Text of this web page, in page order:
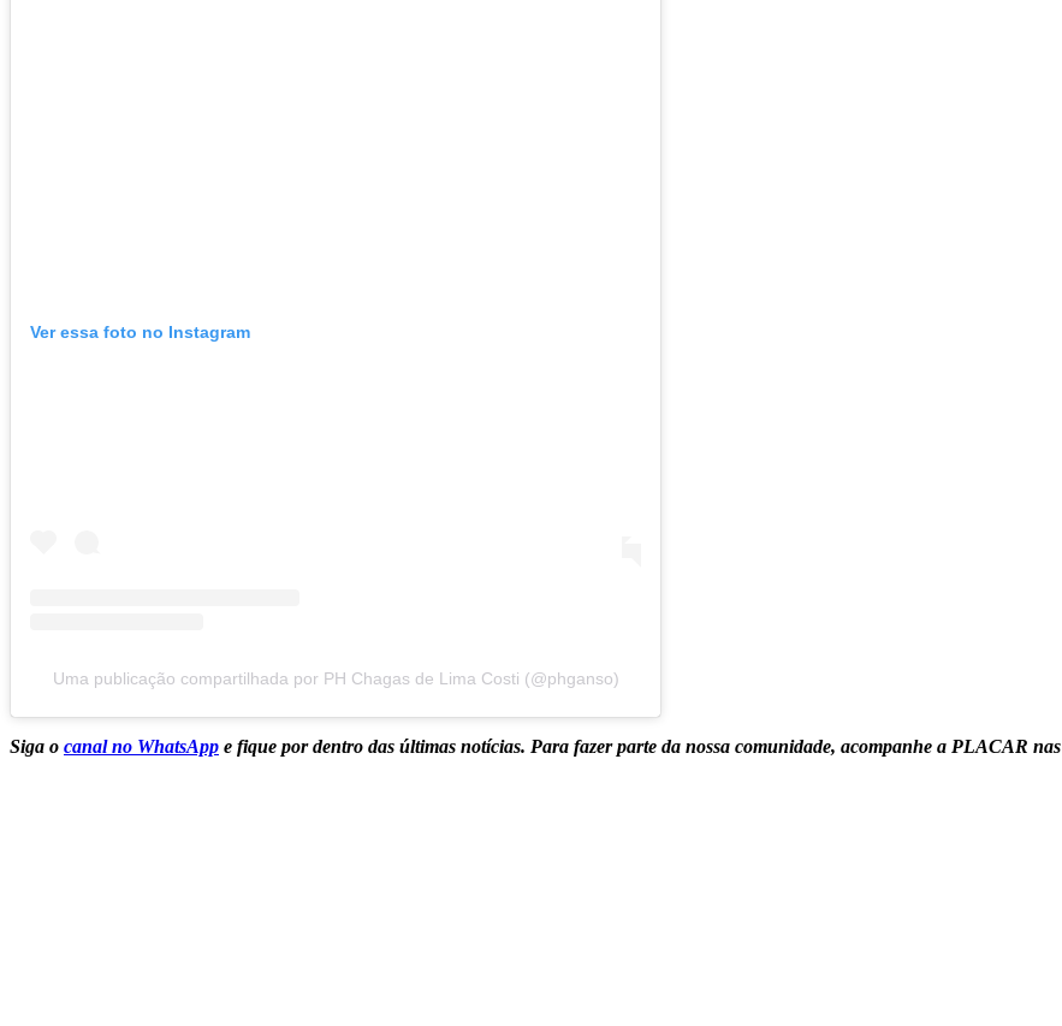
Ver essa foto no Instagram
Uma publicação compartilhada por PH Chagas de Lima Costi (@phganso)
Siga o canal no WhatsApp e fique por dentro das últimas notícias. Para fazer parte da nossa comunidade, acompanhe a PLACAR nas